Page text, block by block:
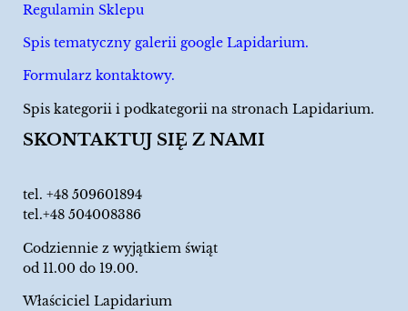
Regulamin Sklepu
Spis tematyczny galerii google Lapidarium.
Formularz kontaktowy.
Spis kategorii i podkategorii na stronach Lapidarium.
SKONTAKTUJ SIĘ Z NAMI
tel. +48 509601894
tel.+48 504008386
Codziennie z wyjątkiem świąt
od 11.00 do 19.00.
Właściciel Lapidarium